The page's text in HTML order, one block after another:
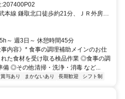
本線 鎌取北口徒歩約21分、ＪＲ外房線/
分、京成千原線 学園前（千葉県）出
～ 週3日～ 休憩時間45分
内容》* 食事の調理補助メインのお仕
た食材を受け取る検品作業 ◎食事の調
◎その他清掃・洗浄・消毒 など...
賞与あり まかないあり 長期歓迎 シフト制